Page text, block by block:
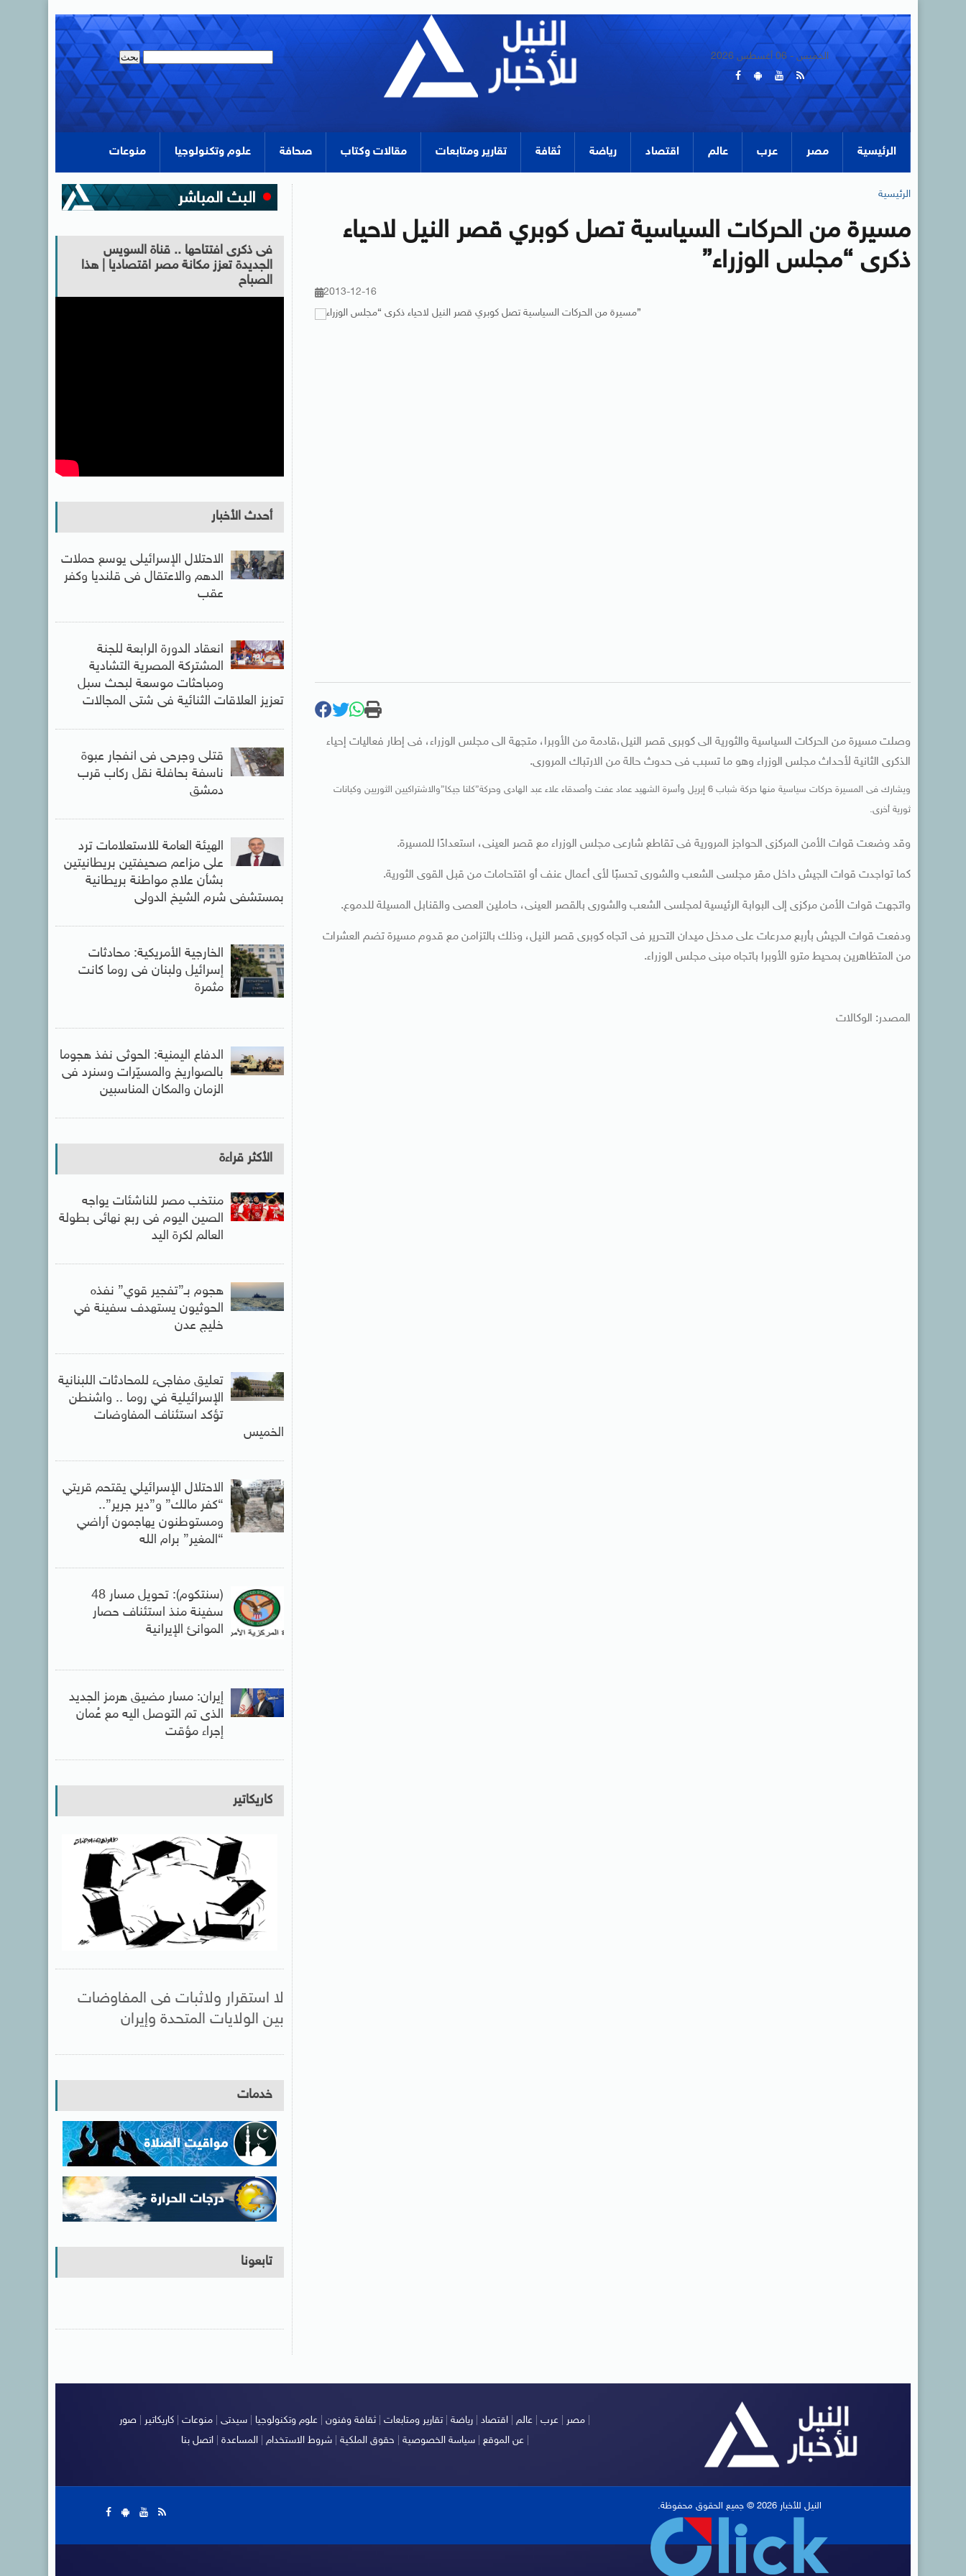
الخميس - 06 أغسطس 2026
الرئيسية مصر عرب عالم اقتصاد رياضة ثقافة تقارير ومتابعات مقالات وكتاب صحافة علوم وتكنولوجيا منوعات
الرئيسية
مسيرة من الحركات السياسية تصل كوبري قصر النيل لاحياء
ذكرى “مجلس الوزراء”
2013-12-16
وصلت مسيرة من الحركات السياسية والثورية الى كوبرى قصر النيل،قادمة من الأوبرا، متجهة الى مجلس الوزراء، فى إطار فعاليات إحياء
الذكرى الثانية لأحداث مجلس الوزراء وهو ما تسبب فى حدوث حالة من الارتباك المرورى.
ويشارك فى المسيرة حركات سياسية منها حركة شباب 6 إبريل وأسرة الشهيد عماد عفت وأصدقاء علاء عبد الهادى وحركة”كلنا جيكا”والاشتراكيين الثوريين وكيانات
ثورية أخرى.
وقد وضعت قوات الأمن المركزى الحواجز المرورية فى تقاطع شارعى مجلس الوزراء مع قصر العينى، استعدادًا للمسيرة.
كما تواجدت قوات الجيش داخل مقر مجلسى الشعب والشورى تحسبًا لأى أعمال عنف أو اقتحامات من قبل القوى الثورية.
واتجهت قوات الأمن مركزى إلى البوابة الرئيسية لمجلسى الشعب والشورى بالقصر العينى، حاملين العصى والقنابل المسيلة للدموع.
ودفعت قوات الجيش بأربع مدرعات على مدخل ميدان التحرير فى اتجاه كوبرى قصر النيل، وذلك بالتزامن مع قدوم مسيرة تضم العشرات
من المتظاهرين بمحيط مترو الأوبرا باتجاه مبنى مجلس الوزراء.
المصدر: الوكالات
فى ذكرى افتتاحها .. قناة السويس
الجديدة تعزز مكانة مصر اقتصاديا | هذا
الصباح
أحدث الأخبار
الاحتلال الإسرائيلى يوسع حملات
الدهم والاعتقال فى قلنديا وكفر
عقب
انعقاد الدورة الرابعة للجنة
المشتركة المصرية التشادية
ومباحثات موسعة لبحث سبل
تعزيز العلاقات الثنائية فى شتى المجالات
قتلى وجرحى فى انفجار عبوة
ناسفة بحافلة نقل ركاب قرب
دمشق
الهيئة العامة للاستعلامات ترد
على مزاعم صحيفتين بريطانيتين
بشأن علاج مواطنة بريطانية
بمستشفى شرم الشيخ الدولى
الخارجية الأمريكية: محادثات
إسرائيل ولبنان فى روما كانت
مثمرة
الدفاع اليمنية: الحوثى نفذ هجوما
بالصواريخ والمسيّرات وسنرد فى
الزمان والمكان المناسبين
الأكثر قراءة
منتخب مصر للناشئات يواجه
الصين اليوم فى ربع نهائى بطولة
العالم لكرة اليد
هجوم بـ”تفجير قوي” نفذه
الحوثيون يستهدف سفينة في
خليج عدن
تعليق مفاجىء للمحادثات اللبنانية
الإسرائيلية في روما .. واشنطن
تؤكد استئناف المفاوضات
الخميس
الاحتلال الإسرائيلي يقتحم قريتي
“كفر مالك” و”دير جرير”..
ومستوطنون يهاجمون أراضي
“المغير” برام الله
(سنتكوم): تحويل مسار 48
سفينة منذ استئناف حصار
الموانئ الإيرانية
إيران: مسار مضيق هرمز الجديد
الذى تم التوصل اليه مع عُمان
إجراء مؤقت
كاريكاتير
لا استقرار ولاثبات فى المفاوضات
بين الولايات المتحدة وإيران
خدمات
تابعونا
مصر عرب عالم اقتصاد رياضة |تقارير ومتابعات |ثقافة وفنون علوم وتكنولوجيا سيدتى منوعات كاريكاتير صور
عن الموقع |سياسة الخصوصية حقوق الملكية |شروط الاستخدام |المساعدة |اتصل بنا |
النيل للأخبار 2026 © جميع الحقوق محفوظة.